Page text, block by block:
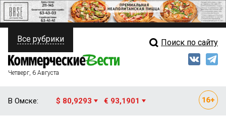
ПОЛИТИКА
ФИНАНСЫ
Свежий выпуск
Все рубрики Поиск по сайту
Четверг, 6 Августа
В Омске: $ 80,9293 € 93,1901